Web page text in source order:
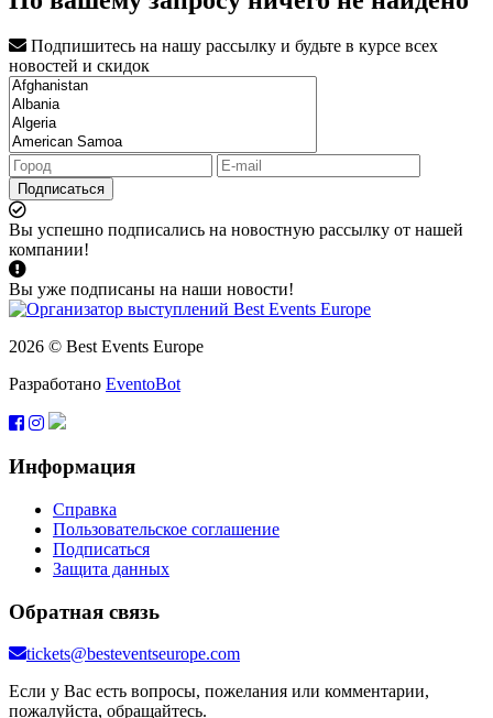
Подпишитесь на нашу рассылку и будьте в курсе всех
новостей и скидок
Подписаться
Вы успешно подписались на новостную рассылку от нашей
компании!
Вы уже подписаны на наши новости!
2026 © Best Events Europe
Разработано EventoBot
Информация
Справка
Пользовательское соглашение
Подписаться
Защита данных
Обратная связь
tickets@besteventseurope.com
Если у Вас есть вопросы, пожелания или комментарии,
пожалуйста, обращайтесь.